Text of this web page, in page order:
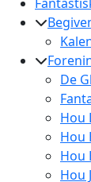
De
Hou
Hou
Hou
Hou